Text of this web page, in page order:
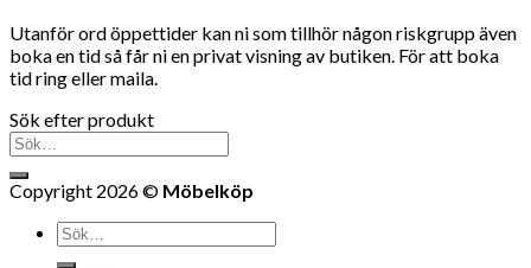
Utanför ord öppettider kan ni som tillhör någon riskgrupp även
boka en tid så får ni en privat visning av butiken. För att boka
tid ring eller maila.
Sök efter produkt
Sök
efter:
Copyright 2026 © Möbelköp
Sök
efter: